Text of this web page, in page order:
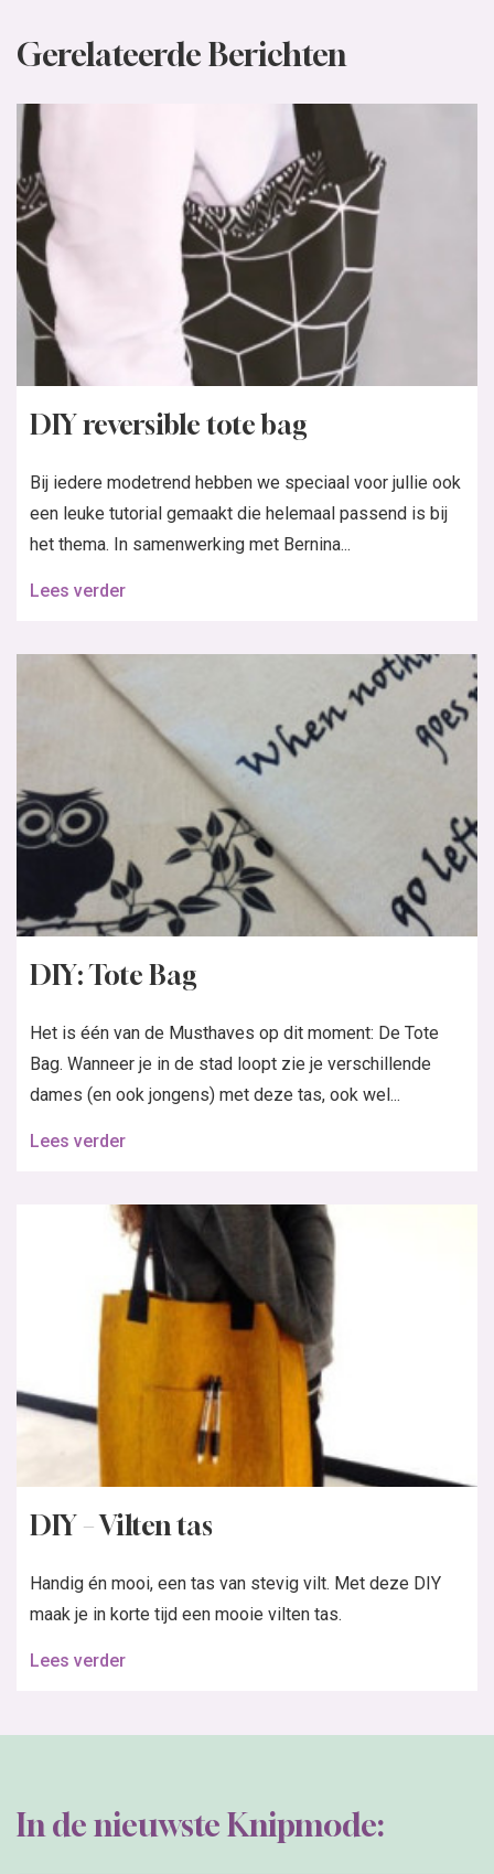
Gerelateerde Berichten
DIY reversible tote bag
Bij iedere modetrend hebben we speciaal voor jullie ook
een leuke tutorial gemaakt die helemaal passend is bij
het thema. In samenwerking met Bernina...
Lees verder
DIY: Tote Bag
Het is één van de Musthaves op dit moment: De Tote
Bag. Wanneer je in de stad loopt zie je verschillende
dames (en ook jongens) met deze tas, ook wel...
Lees verder
DIY – Vilten tas
Handig én mooi, een tas van stevig vilt. Met deze DIY
maak je in korte tijd een mooie vilten tas.
Lees verder
In de nieuwste Knipmode: